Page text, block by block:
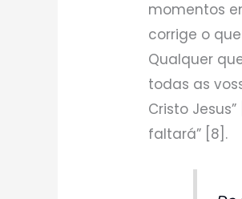
momentos
corrige o
Qualquer
todas as
Cristo
faltará” [8].